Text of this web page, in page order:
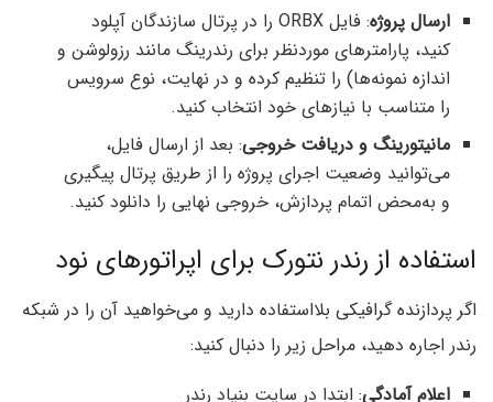
ارسال پروژه
: فایل ORBX را در پرتال سازندگان آپلود
کنید، پارامترهای موردنظر برای رندرینگ مانند رزولوشن و
اندازه نمونه‌ها) را تنظیم کرده و در نهایت، نوع سرویس
را متناسب با نیازهای خود انتخاب کنید.
مانیتورینگ و دریافت خروجی: بعد از ارسال فایل،
می‌توانید وضعیت اجرای پروژه را از طریق پرتال پیگیری
و به‌محض اتمام پردازش، خروجی نهایی را دانلود کنید.
استفاده از رندر نتورک برای اپراتورهای نود
اگر پردازنده گرافیکی بلااستفاده دارید و می‌خواهید آن را در شبکه
رندر اجاره دهید، مراحل زیر را دنبال کنید:
اعلام آمادگی: ابتدا در سایت بنیاد رندر